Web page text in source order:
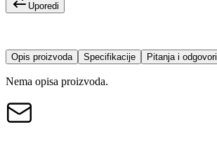
Uporedi
Opis proizvoda Specifikacije Pitanja i odgovori
Nema opisa proizvoda.